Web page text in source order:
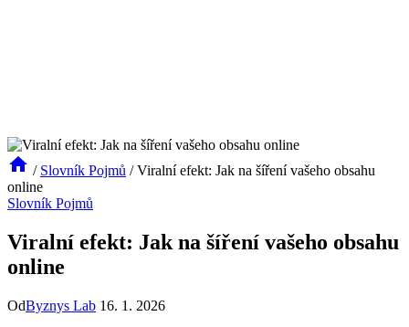
/ Slovník Pojmů / Viralní efekt: Jak na šíření vašeho obsahu
online
Slovník Pojmů
Viralní efekt: Jak na šíření vašeho obsahu
online
OdByznys Lab 16. 1. 2026